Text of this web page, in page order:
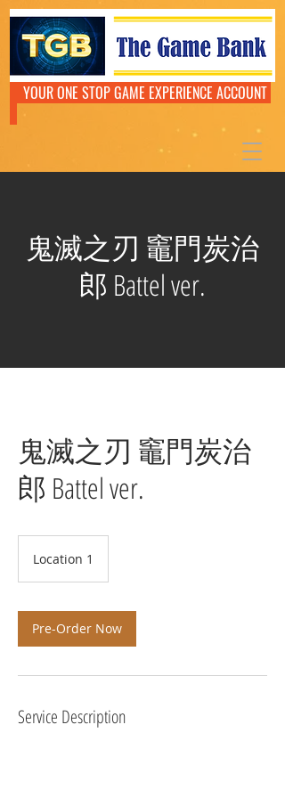
YOUR ONE STOP GAME EXPERIENCE ACCOUNT
鬼滅之刃 竈門炭治
郎 Battel ver.
鬼滅之刃 竈門炭治
郎 Battel ver.
Location 1
Pre-Order Now
Service Description